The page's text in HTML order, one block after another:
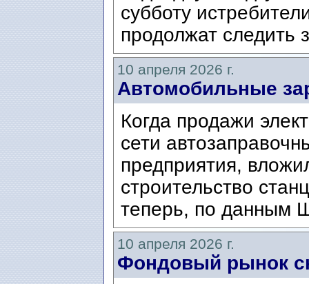
субботу
продолжат следить
10 апреля 2026 г.
Автомобильные
Когда продажи
сети
предприятия,
строительство
теперь, по данным
10 апреля 2026 г.
Фондовый рынок